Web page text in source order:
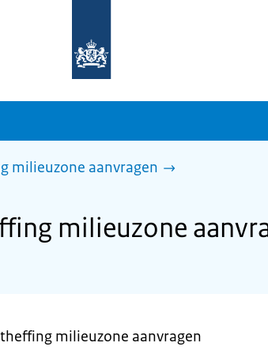
homepage
sdg.rijksoverheid.nl
milieuzone aanvragen
milieuzone
milieuzone aanvragen